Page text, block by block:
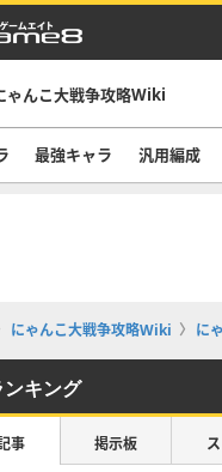
ゃんこ大戦争攻略Wiki
最強キャラ 汎用編成
にゃんこ大戦争攻略Wiki に
ンキング
事 掲示板